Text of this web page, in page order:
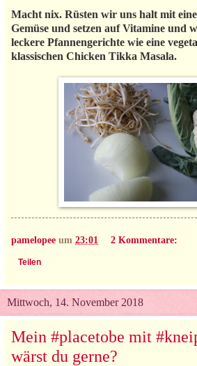
Macht nix. Rüsten wir uns halt mit
Gemüse und setzen auf Vitamine und
leckere Pfannengerichte wie eine
klassischen Chicken Tikka Masala.
pamelopee um 23:01 2 Kommentare:
Teilen
Mittwoch, 14. November 2018
Mein #placetobe mit
wärst du gerne?